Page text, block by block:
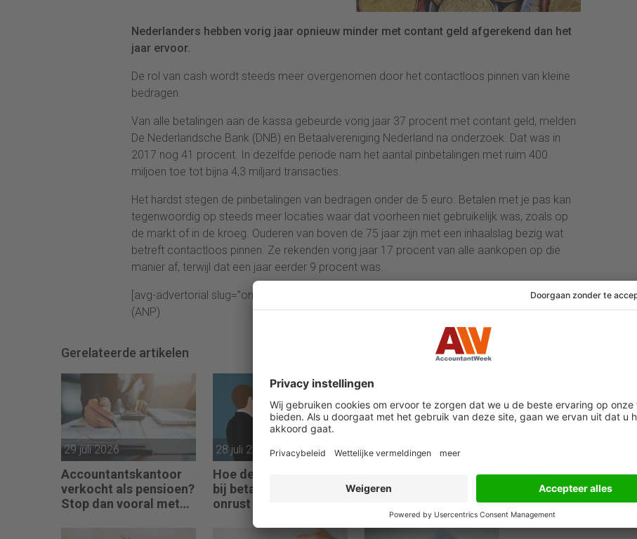
Nederlanders hebben vorig jaar opnieuw minder met contant geld afgerekend dan het
jaar ervoor.
De rol van cash wordt steeds meer overgenomen door het contactloos pinnen van kleine
bedragen.
Van alle betalingen aan de kassa gebeurde vorig jaar 37 procent met contant geld, melden
De Nederlandsche Bank (DNB) en Betaalvereniging Nederland na onderzoek. Dat was in
2017 nog 41 procent. In dezelfde periode nam het aantal pinbetalingen met ruim 400
miljoen toe tot bijna 4,3 miljard transacties.
Het hardst stegen de pinbetalingen van bedragen onder de 5 euro. Betalen met je pas kan
tegenwoordig op steeds meer locaties waar dat voorheen niet gebruikelijk was, zoals op
de markt of in de kroeg. Ouderen van boven de 75 jaar zijn met een inhaalslag bezig wat
betreft contactloos pinnen. Ze rekenden vorig jaar 17 procent van alle aankopen op die
manier af, terwijl dat een jaar eerder 9 procent was.
[avg-advertorial slug=”onmisbare e-learning voor-ambitieuze financials”]
(ANP)
Gerelateerde artikelen
29 juli 2026
Accountantskantoor
verkocht als pensioen?
Stop dan vooral met
28 juli 2026
Hoe de fiscale valkuil
bij betaling in aandelen
onrust veroorzaakt
24 juli 2026
belastingschuld
failliete
Wie te laat bezwaar
maakte tegen
onwettige box 3-
heffing vist achter het